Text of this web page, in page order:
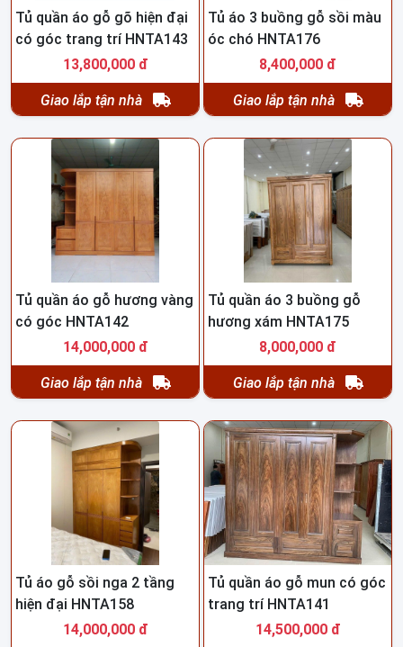
Tủ quần áo gỗ gõ hiện đại
có góc trang trí HNTA143
13,800,000 đ
Giao lắp tận nhà
Tủ áo 3 buồng gỗ sồi màu
óc chó HNTA176
8,400,000 đ
Giao lắp tận nhà
Tủ quần áo gỗ hương vàng
có góc HNTA142
14,000,000 đ
Giao lắp tận nhà
Tủ quần áo 3 buồng gỗ
hương xám HNTA175
8,000,000 đ
Giao lắp tận nhà
Tủ áo gỗ sồi nga 2 tầng
hiện đại HNTA158
14,000,000 đ
Tủ quần áo gỗ mun có góc
trang trí HNTA141
14,500,000 đ